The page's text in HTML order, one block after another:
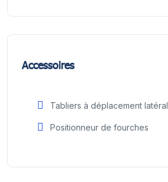
Accessoires
Tabliers à déplacement latéral
Positionneur de fourches